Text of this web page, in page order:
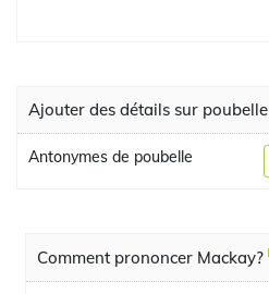
Ajouter des détails sur poubelle
Antonymes de poubelle
Comment prononcer Mackay?